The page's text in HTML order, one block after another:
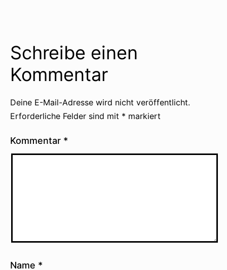
Schreibe einen
Kommentar
Deine E-Mail-Adresse wird nicht veröffentlicht.
Erforderliche Felder sind mit * markiert
Kommentar *
Name *